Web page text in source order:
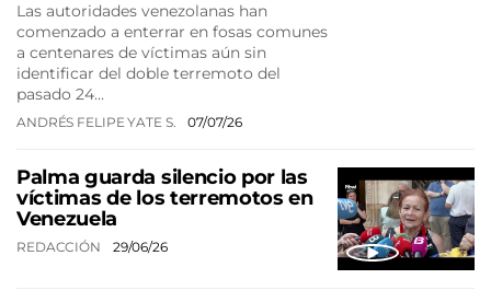
Las autoridades venezolanas han
comenzado a enterrar en fosas comunes
a centenares de víctimas aún sin
identificar del doble terremoto del
pasado 24…
ANDRÉS FELIPE YATE S. 07/07/26
Palma guarda silencio por las
víctimas de los terremotos en
Venezuela
REDACCIÓN 29/06/26